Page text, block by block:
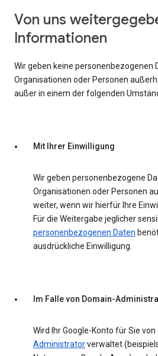
Von uns
Informationen
Wir geben keine personenbezogenen
Organisationen oder Personen
außer in einem der folgenden
Mit Ihrer Einwilligung
Wir geben personenbezogene
Organisationen oder Personen
weiter, wenn wir hierfür Ihre
Für die Weitergabe jeglicher
personenbezogenen Daten
ausdrückliche Einwilligung.
Im Falle von Domain-
Wird Ihr Google-Konto für Sie von
Administrator·verwaltet